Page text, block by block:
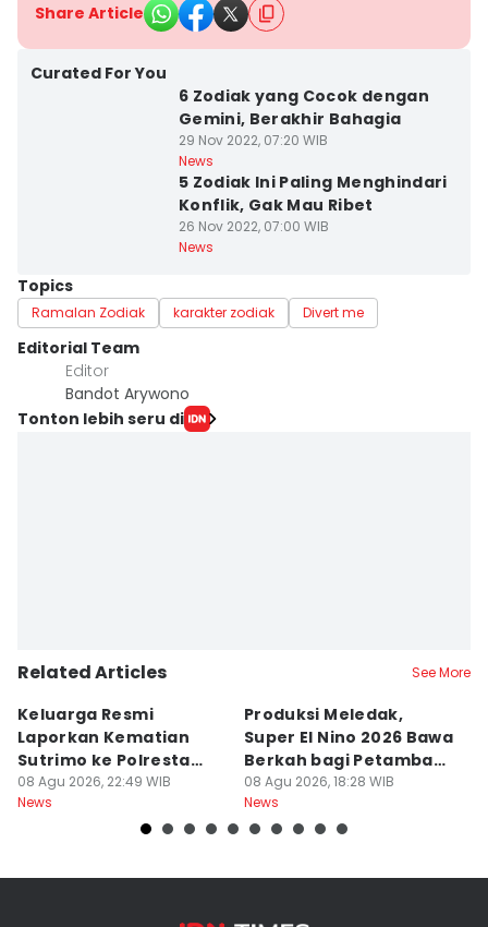
Share Article
Curated For You
6 Zodiak yang Cocok dengan
Gemini, Berakhir Bahagia
29 Nov 2022, 07:20 WIB
News
5 Zodiak Ini Paling Menghindari
Konflik, Gak Mau Ribet
26 Nov 2022, 07:00 WIB
News
Topics
Ramalan Zodiak karakter zodiak Divert me
Editorial Team
Editor
Bandot Arywono
Tonton lebih seru di
Related Articles See More
Keluarga Resmi
Laporkan Kematian
Sutrimo ke Polresta
Banyumas
08 Agu 2026, 22:49 WIB
News
Produksi Meledak,
Super El Nino 2026 Bawa
Berkah bagi Petambak
Garam
08 Agu 2026, 18:28 WIB
News